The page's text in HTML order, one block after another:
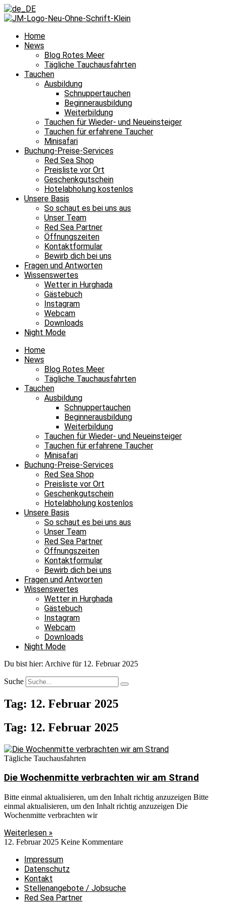
Home
News
Blog Rotes Meer
Tägliche Tauchausfahrten
Tauchen
Ausbildung
Schnuppertauchen
Beginnerausbildung
Weiterbildung
Tauchen für Wieder- und Neueinsteiger
Tauchen für erfahrene Taucher
Minisafari
Buchung-Preise-Services
Red Sea Shop
Preisliste vor Ort
Geschenkgutschein
Hotelabholung kostenlos
Unsere Basis
So schaut es bei uns aus
Unser Team
Red Sea Partner
Öffnungszeiten
Kontaktformular
Bewirb dich bei uns
Fragen und Antworten
Wissenswertes
Wetter in Hurghada
Gästebuch
Instagram
Webcam
Downloads
Night Mode
Home
News
Blog Rotes Meer
Tägliche Tauchausfahrten
Tauchen
Ausbildung
Schnuppertauchen
Beginnerausbildung
Weiterbildung
Tauchen für Wieder- und Neueinsteiger
Tauchen für erfahrene Taucher
Minisafari
Buchung-Preise-Services
Red Sea Shop
Preisliste vor Ort
Geschenkgutschein
Hotelabholung kostenlos
Unsere Basis
So schaut es bei uns aus
Unser Team
Red Sea Partner
Öffnungszeiten
Kontaktformular
Bewirb dich bei uns
Fragen und Antworten
Wissenswertes
Wetter in Hurghada
Gästebuch
Instagram
Webcam
Downloads
Night Mode
Du bist hier: Archive für 12. Februar 2025
Suche
Tag: 12. Februar 2025
Tag: 12. Februar 2025
Tägliche Tauchausfahrten
Die Wochenmitte verbrachten wir am Strand
Bitte einmal aktualisieren, um den Inhalt richtig anzuzeigen Bitte
einmal aktualisieren, um den Inhalt richtig anzuzeigen Die
Wochenmitte verbrachten wir
Weiterlesen »
12. Februar 2025 Keine Kommentare
Impressum
Datenschutz
Kontakt
Stellenangebote / Jobsuche
Red Sea Partner